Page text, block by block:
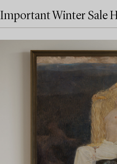
Important Winter Sale